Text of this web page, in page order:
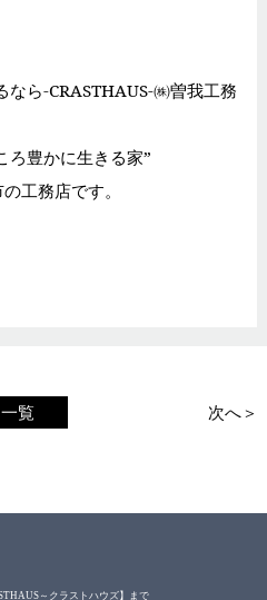
なら-CRASTHAUS-㈱曽我工務
ろ豊かに生きる家”
工務店です。
一覧 次へ＞
～クラストハウズ】まで